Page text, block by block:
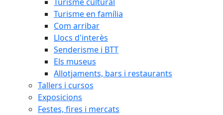
Turisme en família
Com arribar
Llocs d'interès
Senderisme i BTT
Els museus
Allotjaments, bars i restaurants
Tallers i cursos
Exposicions
Festes, fires i mercats